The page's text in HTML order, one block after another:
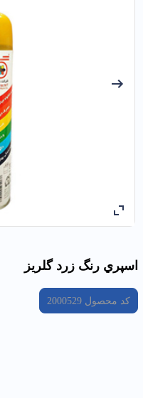
اسپري رنگ زرد گلریز
کد محصول2000529